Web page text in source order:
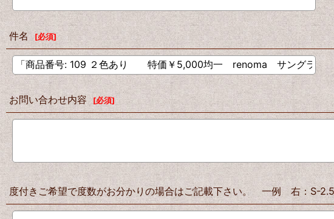
件名 [必須]
お問い合わせ内容 [必須]
度付きご希望で度数がお分かりの場合はご記載下さい。 一例 右：